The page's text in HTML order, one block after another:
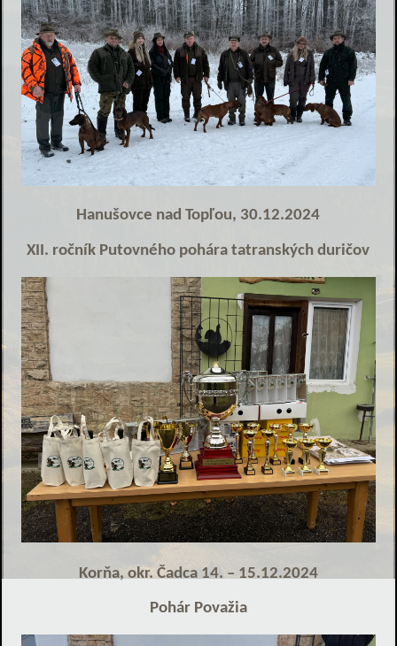
Hanušovce nad Topľou, 30.12.2024
XII. ročník Putovného pohára tatranských duričov
Korňa, okr. Čadca 14. – 15.12.2024
Pohár Považia